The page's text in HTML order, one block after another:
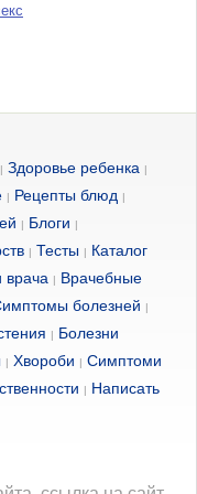
| Здоровье ребенка |
| Рецепты блюд |
| Блоги |
| Тесты | Каталог
врача | Врачебные
болезней |
| Болезни
| Хвороби | Симптоми
| Написать